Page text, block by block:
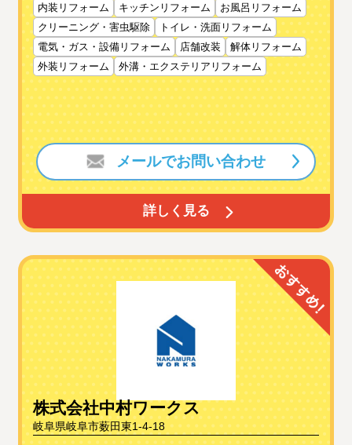
内装リフォーム
キッチンリフォーム
お風呂リフォーム
クリーニング・害虫駆除
トイレ・洗面リフォーム
電気・ガス・設備リフォーム
店舗改装
解体リフォーム
外装リフォーム
外溝・エクステリアリフォーム
詳しく見る
メールでお問い合わせ
株式会社中村ワークス
岐阜県岐阜市薮田東1-4-18